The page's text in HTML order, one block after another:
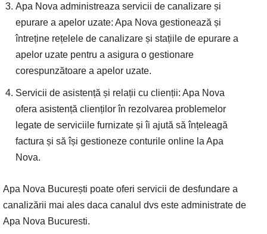
Apa Nova administreaza servicii de canalizare și
epurare a apelor uzate: Apa Nova gestionează și
întreține rețelele de canalizare și stațiile de epurare a
apelor uzate pentru a asigura o gestionare
corespunzătoare a apelor uzate.
Servicii de asistență și relații cu clienții: Apa Nova
ofera asistență clienților în rezolvarea problemelor
legate de serviciile furnizate și îi ajută să înțeleagă
factura și să își gestioneze conturile online la Apa
Nova.
Apa Nova București poate oferi servicii de desfundare a
canalizării mai ales daca canalul dvs este administrate de
Apa Nova Bucuresti.